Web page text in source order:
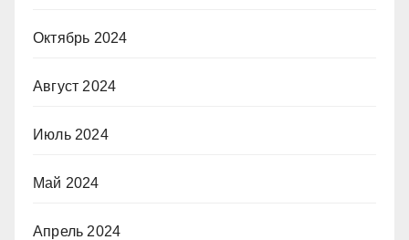
Октябрь 2024
Август 2024
Июль 2024
Май 2024
Апрель 2024